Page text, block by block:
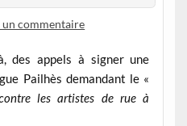
un commentaire
des appels à signer une
Pailhès demandant le «
les artistes de rue à